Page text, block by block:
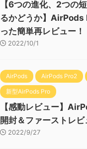
【6つの進化、2つの
るかどうか】AirPods
った簡単再レビュー！
2022/10/1
AirPods AirPods Pro2
新型AirPods Pro
【感動レビュー】
開封＆ファーストレビ
2022/9/27